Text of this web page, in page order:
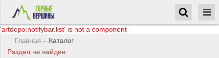
Выберите город
ул. Северная, д. 27
Контакты
Доставка
Сервис
Блог
'artdepo:notifybar.list' is not a component
Главная – Каталог
Раздел не найден.